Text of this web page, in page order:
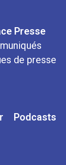
Presse
de presse
Podcasts